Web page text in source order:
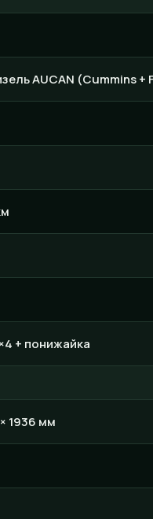
AUCAN (Cummins +
+ понижайка
1936 мм